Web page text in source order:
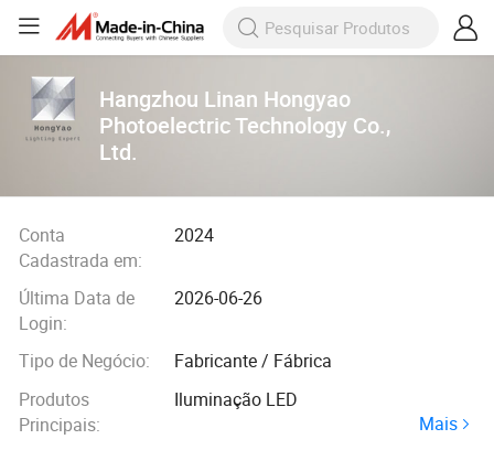
Hangzhou Linan Hongyao
Photoelectric Technology Co.,
Ltd.
Conta
Cadastrada em:
2024
Última Data de
Login:
2026-06-26
Tipo de Negócio:
Fabricante / Fábrica
Produtos
Principais:
Iluminação LED
Mais